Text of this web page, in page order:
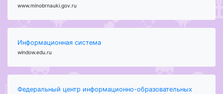
www.minobrnauki.gov.ru
Информационная система
window.edu.ru
Федеральный центр информационно-образовательных